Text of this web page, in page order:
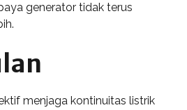
generator tidak terus
menjaga kontinuitas listrik